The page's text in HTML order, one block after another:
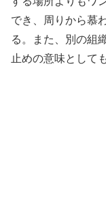
でき、周りから慕
る。また、別の組
止めの意味として